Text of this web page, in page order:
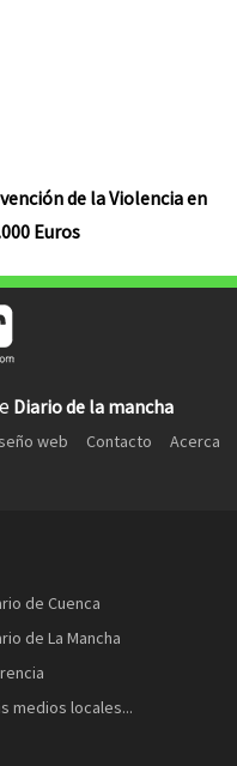
de la Violencia en
Euros
Diario de la mancha
web Contacto
Acerca
de Cuenca
de La Mancha
medios locales...